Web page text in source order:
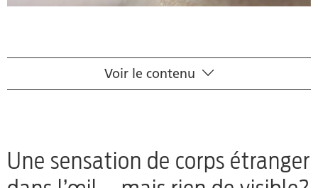
Causes de la sensation de corps étranger dans l’œil
Produits
Auteur
Voir le contenu
Une sensation de corps étranger